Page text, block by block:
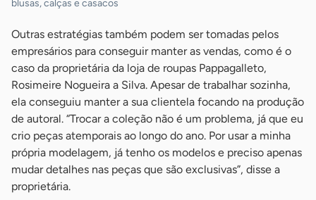
blusas, calças e casacos
Outras estratégias também podem ser tomadas pelos
empresários para conseguir manter as vendas, como é o
caso da proprietária da loja de roupas Pappagalleto,
Rosimeire Nogueira a Silva. Apesar de trabalhar sozinha,
ela conseguiu manter a sua clientela focando na produção
de autoral. “Trocar a coleção não é um problema, já que eu
crio peças atemporais ao longo do ano. Por usar a minha
própria modelagem, já tenho os modelos e preciso apenas
mudar detalhes nas peças que são exclusivas”, disse a
proprietária.